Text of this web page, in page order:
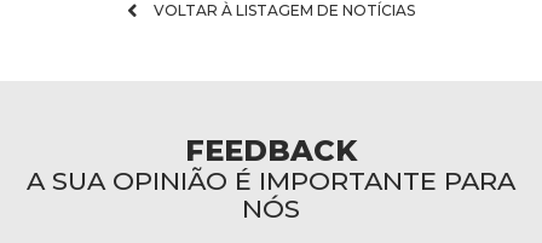
VOLTAR À LISTAGEM DE NOTÍCIAS
FEEDBACK
A SUA OPINIÃO É IMPORTANTE PARA
NÓS